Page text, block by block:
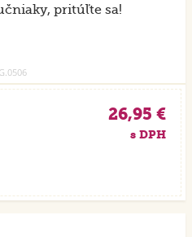
pritúľte sa!
26,95 €
s DPH